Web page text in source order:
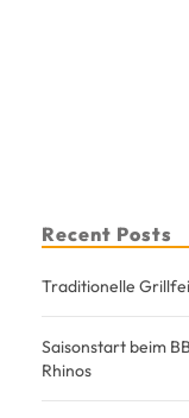
Recent Posts
Traditionelle
Saisonstart beim
Rhinos